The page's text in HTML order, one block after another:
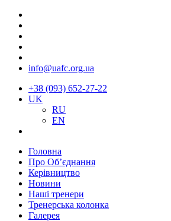
info@uafc.org.ua
+38 (093) 652-27-22
UK
RU
EN
Головна
Про Об’єднання
Керівництво
Новини
Наші тренери
Тренерська колонка
Галерея